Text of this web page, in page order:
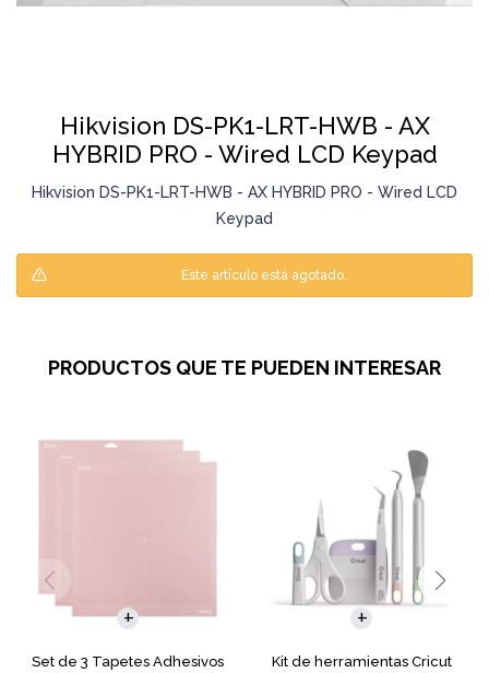
Hikvision DS-PK1-LRT-HWB - AX
HYBRID PRO - Wired LCD Keypad
Hikvision DS-PK1-LRT-HWB - AX HYBRID PRO - Wired LCD
Keypad
Este artículo está agotado.
PRODUCTOS QUE TE PUEDEN INTERESAR
Set de 3 Tapetes Adhesivos
Kit de herramientas Cricut